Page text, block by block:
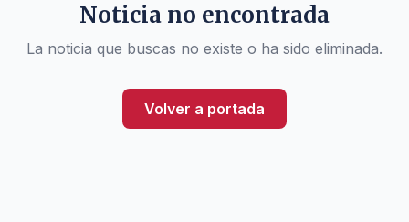
Noticia no encontrada
La noticia que buscas no existe o ha sido eliminada.
Volver a portada